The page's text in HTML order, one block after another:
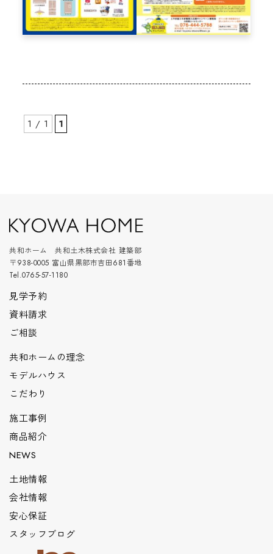
1 / 1 1
共和ホーム 共和土木株式会社 建築部
〒938-0005 富山県黒部市吉田681番地
Tel.0765-57-1180
見学予約
資料請求
ご相談
共和ホームの理念
モデルハウス
こだわり
施工事例
商品紹介
NEWS
土地情報
会社情報
安心保証
スタッフブログ